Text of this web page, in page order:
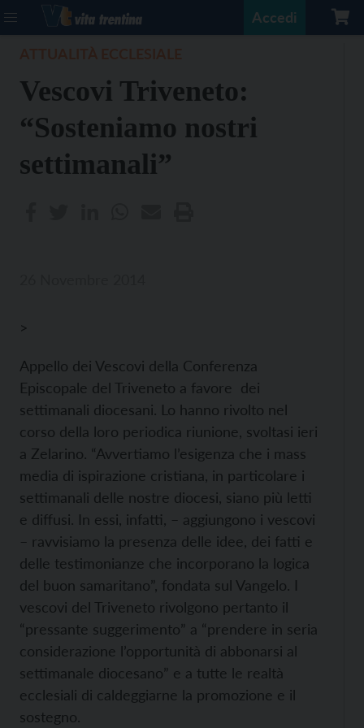
Accedi
Vescovi Triveneto:
“Sosteniamo nostri
settimanali”
>
Appello dei Vescovi della Conferenza
Episcopale del Triveneto a favore dei
settimanali diocesani. Lo hanno rivolto nel
corso della loro periodica riunione, svoltasi ieri
a Zelarino. “Avvertiamo l’esigenza che i mass
media di ispirazione cristiana, in particolare i
settimanali delle nostre diocesi, siano più letti
e diffusi. In essi, infatti, – aggiungono i vescovi
– ravvisiamo la presenza delle idee, dei fatti e
delle testimonianze che incorporano la logica
del buon samaritano”, fondata sul Vangelo. I
vescovi del Triveneto rivolgono pertanto il
“pressante suggerimento” a “prendere in seria
considerazione l’opportunità di abbonarsi al
settimanale diocesano” e a tutte le realtà
ecclesiali di caldeggiarne la promozione e il
sostegno.